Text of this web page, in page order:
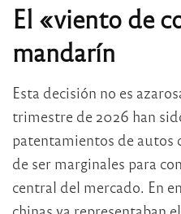
El «viento de
mandarín
Esta decisión no es
trimestre de 2026 han
patentamientos de autos
de ser marginales para
central del mercado. En
chinas ya representaban el